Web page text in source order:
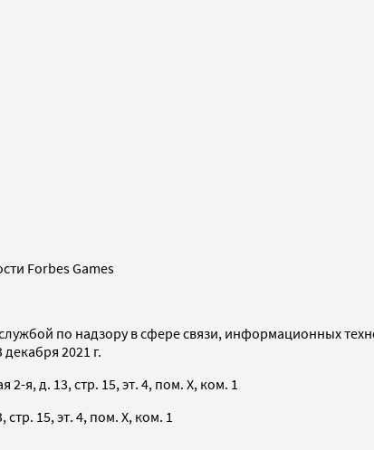
Forbes Games
по надзору в сфере связи, информационных
2021 г.
я, д. 13, стр. 15, эт. 4, пом. X, ком. 1
15, эт. 4, пом. X, ком. 1